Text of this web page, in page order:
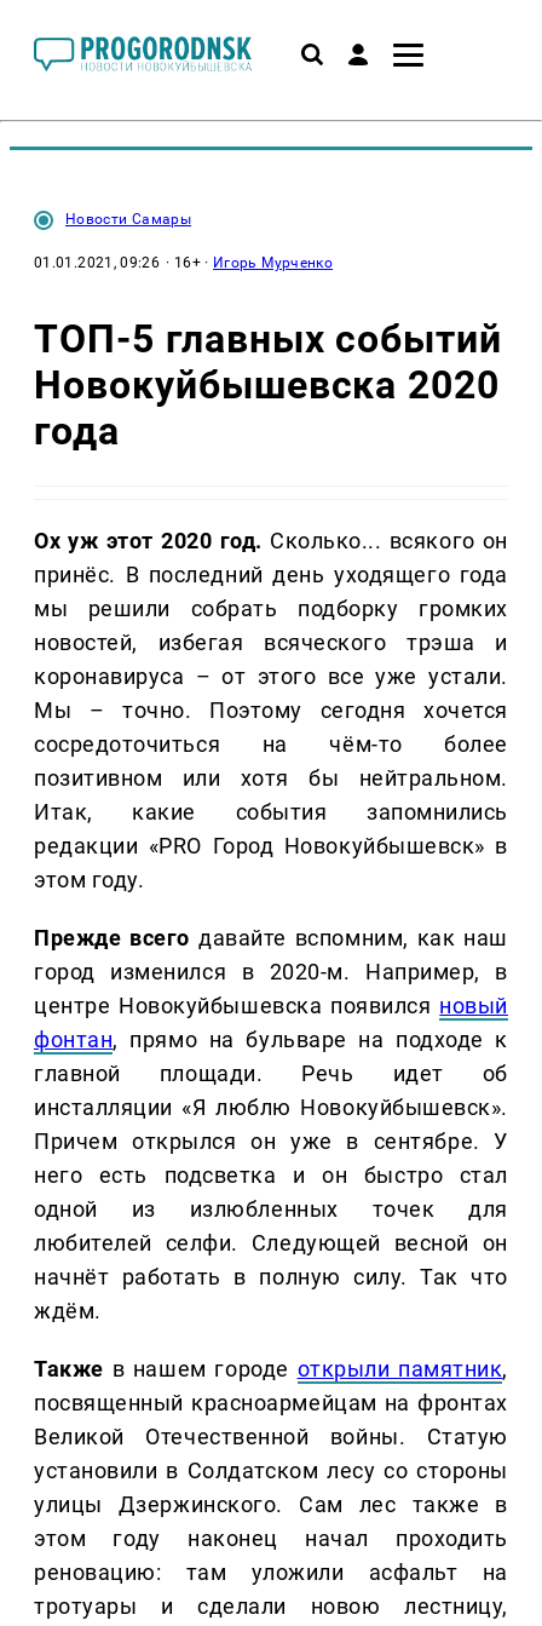
Новости Самары
01.01.2021, 09:26 · 16+ · Игорь Мурченко
ТОП-5 главных событий
Новокуйбышевска 2020
года
Ох уж этот 2020 год. Сколько... всякого он
принёс. В последний день уходящего года
мы решили собрать подборку громких
новостей, избегая всяческого трэша и
коронавируса – от этого все уже устали.
Мы – точно. Поэтому сегодня хочется
сосредоточиться на чём-то более
позитивном или хотя бы нейтральном.
Итак, какие события запомнились
редакции «PRO Город Новокуйбышевск» в
этом году.
Прежде всего давайте вспомним, как наш
город изменился в 2020-м. Например, в
центре Новокуйбышевска появился новый
фонтан, прямо на бульваре на подходе к
главной площади. Речь идет об
инсталляции «Я люблю Новокуйбышевск».
Причем открылся он уже в сентябре. У
него есть подсветка и он быстро стал
одной из излюбленных точек для
любителей селфи. Следующей весной он
начнёт работать в полную силу. Так что
ждём.
Также в нашем городе открыли памятник,
посвященный красноармейцам на фронтах
Великой Отечественной войны. Статую
установили в Солдатском лесу со стороны
улицы Дзержинского. Сам лес также в
этом году наконец начал проходить
реновацию: там уложили асфальт на
тротуары и сделали новою лестницу,